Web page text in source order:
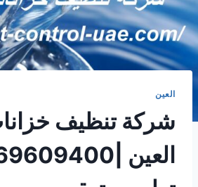
العين
شركة تنظيف